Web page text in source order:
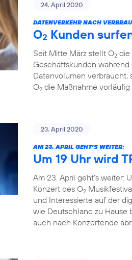
24. April 2020
DATENVERKEHR NACH
O2 Kunden
Seit Mitte März stellt O2 die
Geschäftskunden
Datenvolumen verbraucht,
O2 die Maßnahme vorläufig
23. April 2020
AM 23. APRIL GEHT’S WEITER:
Um 19 Uhr wird
Am 23. April geht’s weiter:
Konzert des O2
und Interessierte auf der
wie Deutschland zu Hause
auch nach Konzertende